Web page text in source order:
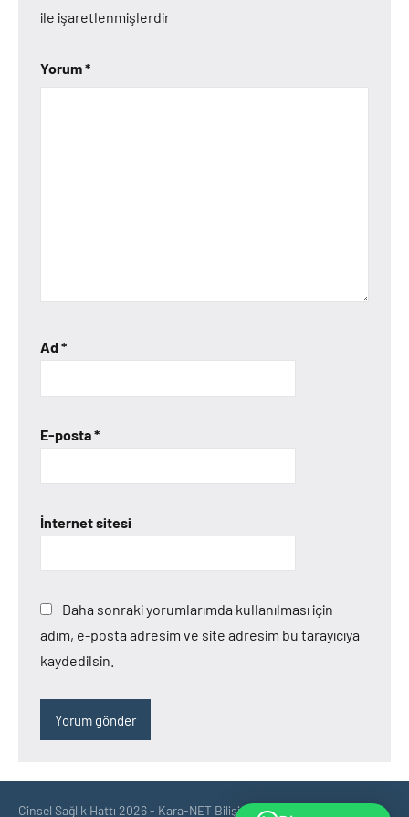
ile işaretlenmişlerdir
Yorum*
Ad*
E-posta*
İnternet sitesi
Daha sonraki yorumlarımda kullanılması için
adım, e-posta adresim ve site adresim bu tarayıcıya
kaydedilsin.
Cinsel Sağlık Hattı 2026 - Kara-NET Bilişim tarafından optimize